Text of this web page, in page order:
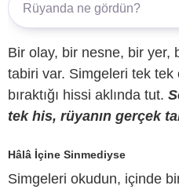
Bir olay, bir nesne, bir yer,
tabiri var. Simgeleri tek
bıraktığı hissi aklında tut.
tek his, rüyanın gerçek
Hâlâ İçine Sinmediyse
Simgeleri okudun, içinde